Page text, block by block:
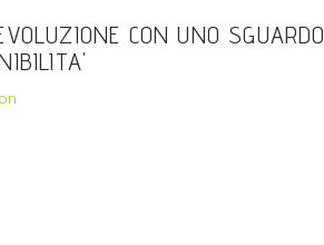
CON UNO SGUARDO